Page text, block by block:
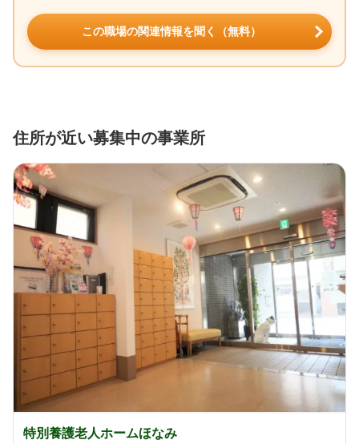
この職場の関連情報を聞く（無料）
住所が近い募集中の事業所
特別養護老人ホームほなみ